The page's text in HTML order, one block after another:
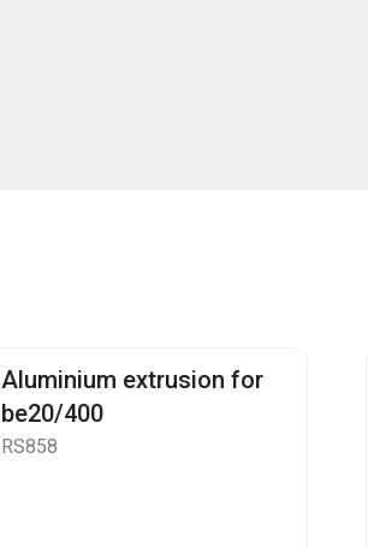
Aluminium extrusion for
be20/400
RS858